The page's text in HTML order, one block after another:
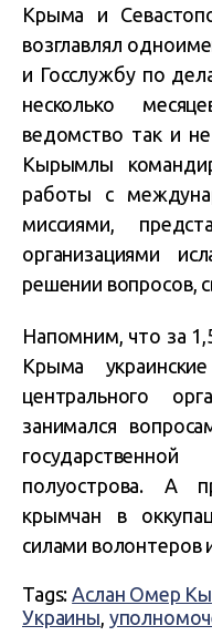
Крыма и
возглавлял
и Госслужбу по
несколько
ведомство так и
Кырымлы
работы с
миссиями,
организациями
решении вопросов,
Напомним, что за
Крыма
центрального
занимался
полуострова. А
крымчан в
силами волонтеров
Tags: Аслан Омер
Украины